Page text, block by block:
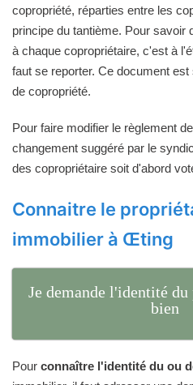
copropriété, réparties entre les
principe du tantième. Pour savoir
à chaque copropriétaire, c'est à
faut se reporter. Ce document
de copropriété.
Pour faire modifier le règlement
changement suggéré par le
des copropriétaire soit d'abord
Connaitre le
immobilier à Œting
Je demande l'identité
bien
Pour connaître l'identité du ou